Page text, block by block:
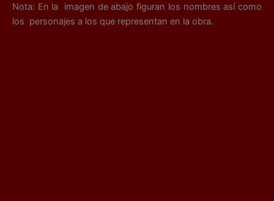
Nota: En la imagen de abajo figuran los nombres así como
los personajes a los que representan en la obra.